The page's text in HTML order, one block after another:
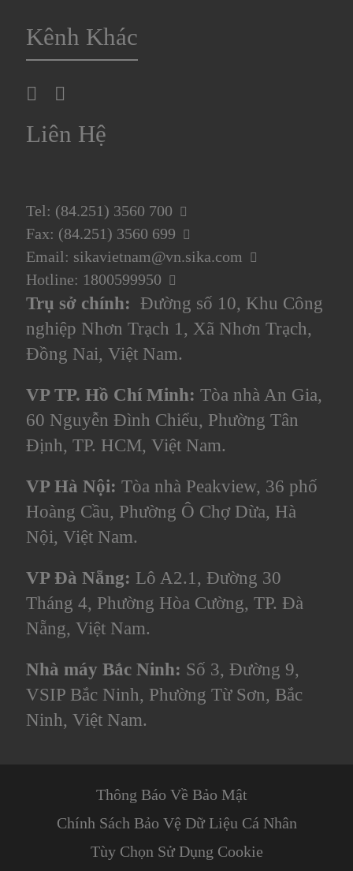
Kênh Khác
Liên Hệ
Tel: (84.251) 3560 700
Fax: (84.251) 3560 699
Email: sikavietnam@vn.sika.com
Hotline: 1800599950
Trụ sở chính: Đường số 10, Khu Công
nghiệp Nhơn Trạch 1, Xã Nhơn Trạch,
Đồng Nai, Việt Nam.
VP TP. Hồ Chí Minh: Tòa nhà An Gia,
60 Nguyễn Đình Chiểu, Phường Tân
Định, TP. HCM, Việt Nam.
VP Hà Nội: Tòa nhà Peakview, 36 phố
Hoàng Cầu, Phường Ô Chợ Dừa, Hà
Nội, Việt Nam.
VP Đà Nẵng: Lô A2.1, Đường 30
Tháng 4, Phường Hòa Cường, TP. Đà
Nẵng, Việt Nam.
Nhà máy Bắc Ninh: Số 3, Đường 9,
VSIP Bắc Ninh, Phường Từ Sơn, Bắc
Ninh, Việt Nam.
Thông Báo Về Bảo Mật
Chính Sách Bảo Vệ Dữ Liệu Cá Nhân
Tùy Chọn Sử Dụng Cookie